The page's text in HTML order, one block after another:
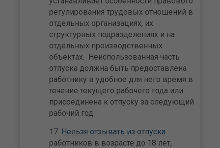
регулирования трудовых отношений в
отдельных организациях, их
структурных подразделениях и на
отдельных производственных
объектах. Неиспользованная часть
отпуска должна быть предоставлена
работнику в удобное для него время в
течение текущего рабочего года или
присоединена к отпуску за следующий
рабочий год.
Нельзя отзывать из отпуска
работников в возрасте до 18 лет,